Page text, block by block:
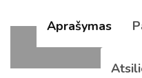
Aprašymas